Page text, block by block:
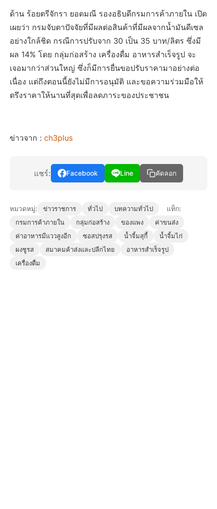
ด้าน ร้อยตรีจักรา ยอดมณี รองอธิบดีกรมการค้าภายใน เปิด
เผยว่า กรมจับตาปัจจัยที่มีผลต่อสินค้าที่มีผลจากน้ำมันดีเซล
อย่างใกล้ชิด กรณีการปรับจาก 30 เป็น 35 บาท/ลิตร ซึ่งมี
ผล 14% โดย กลุ่มก่อสร้าง เครื่องดื่ม อาหารสำเร็จรูป จะ
เจอมากว่าส่วนใหญ่ ซึ่งก็มีการยื่นขอปรับราคามาอย่างต่อ
เนื่อง แต่ถึงตอนนี้ยังไม่มีการอนุมัติ และขอความร่วมมือให้
ตรึงราคาให้นานที่สุดเพื่อลดภาระของประชาชน
ข่าวจาก : ch3plus
แชร์: Facebook Line คัดลอก
หมวดหมู่: ข่าวราชการ ทั่วไป บทความทั่วไป แท็ก:
กรมการค้าภายใน กลุ่มก่อสร้าง ของแพง
ค่าขนส่ง
ค่าอาหารมีแววสูงอีก
ซอสปรุงรส น้ำจิ้มสุกี้
น้ำจิ้มไก่
ผงชูรส
สมาคมค้าส่งและปลีกไทย
อาหารสำเร็จรูป
เครื่องดื่ม